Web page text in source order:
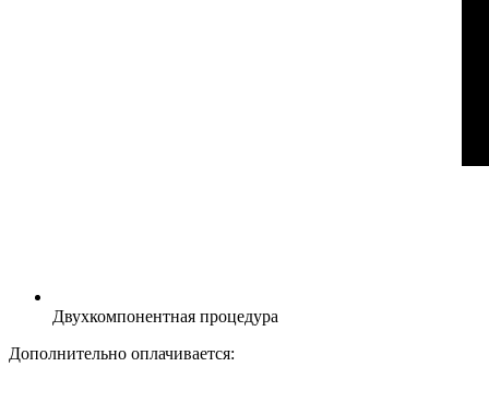
Двухкомпонентная процедура
Дополнительно оплачивается: